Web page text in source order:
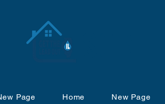
Page Home New Page